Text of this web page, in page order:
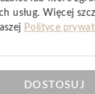
na
i cicha podłoga,
usług. Więcej
Polityce
DOSTOSUJ